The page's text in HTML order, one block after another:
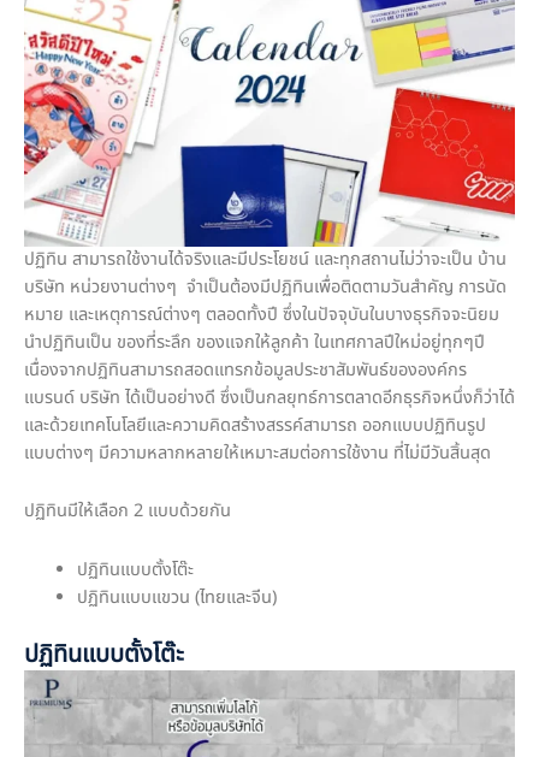
ปฏิทิน สามารถใช้งานได้จริงและมีประโยชน์ และทุกสถานไม่ว่าจะเป็น บ้าน
บริษัท หน่วยงานต่างๆ จำเป็นต้องมีปฏิทินเพื่อติดตามวันสำคัญ การนัด
หมาย และเหตุการณ์ต่างๆ ตลอดทั้งปี ซึ่งในปัจจุบันในบางธุรกิจจะนิยม
นำปฏิทินเป็น ของที่ระลึก ของแจกให้ลูกค้า ในเทศกาลปีใหม่อยู่ทุกๆปี
เนื่องจากปฏิทินสามารถสอดแทรกข้อมูลประชาสัมพันธ์ขององค์กร
แบรนด์ บริษัท ได้เป็นอย่างดี ซึ่งเป็นกลยุทธ์การตลาดอีกธุรกิจหนึ่งก็ว่าได้
และด้วยเทคโนโลยีและความคิดสร้างสรรค์สามารถ ออกแบบปฏิทินรูป
แบบต่างๆ มีความหลากหลายให้เหมาะสมต่อการใช้งาน ที่ไม่มีวันสิ้นสุด
ปฏิทินมีให้เลือก 2 แบบด้วยกัน
ปฏิทินแบบตั้งโต๊ะ
ปฏิทินแบบแขวน (ไทยและจีน)
ปฏิทินแบบตั้งโต๊ะ